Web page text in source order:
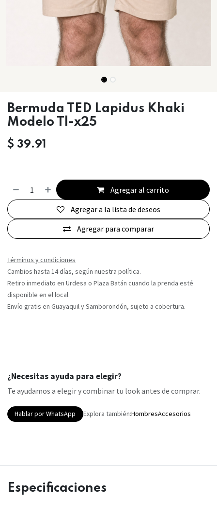
Bermuda TED Lapidus Khaki
Modelo Tl-x25
$ 39.91
Agregar al carrito
Agregar para comparar
Agregar a la lista de deseos
Términos y condiciones
Cambios hasta 14 días, según nuestra política.
Retiro inmediato en Urdesa o Plaza Batán cuando la prenda esté
disponible en el local.
Envío gratis en Guayaquil y Samborondón, sujeto a cobertura.
¿Necesitas ayuda para elegir?
Te ayudamos a elegir y combinar tu look antes de comprar.
Hablar por WhatsApp Explora también:HombresAccesorios
Especificaciones